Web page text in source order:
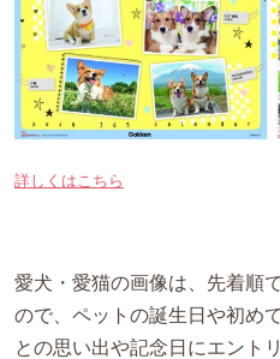
詳しくはこちら
愛犬・愛猫の画像は、先着順
ので、ペットの誕生日や初め
との思い出や記念日にエント